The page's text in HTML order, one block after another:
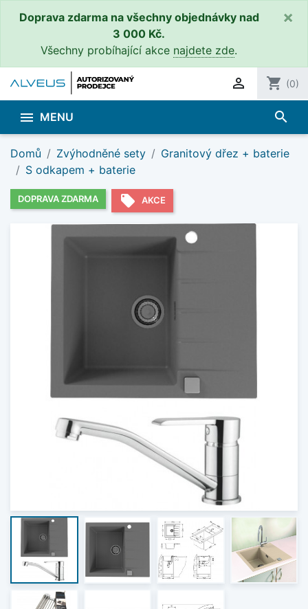
Doprava zdarma na všechny objednávky nad
3 000 Kč.
Všechny probíhající akce najdete zde.
×
 shopping_cart (0)
 MENU search
Domů Zvýhodněné sety
Granitový dřez + baterie
S odkapem + baterie
DOPRAVA ZDARMA local_offer AKCE